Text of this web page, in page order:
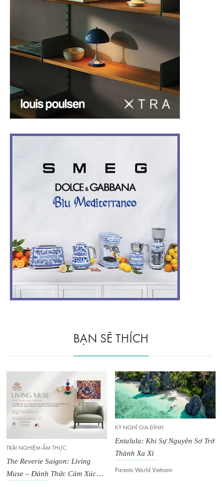
BẠN SẼ THÍCH
KỲ NGHỈ GIA ĐÌNH
Entalula: Khi Sự Nguyên Sơ Trở
Thành Xa Xỉ
Parents World Vietnam
KỲ NGHỈ GIA ĐÌNH
Ocean Rebirth: Hải Trình Chữa
Lành Mọi Giác Quan
Van Ho